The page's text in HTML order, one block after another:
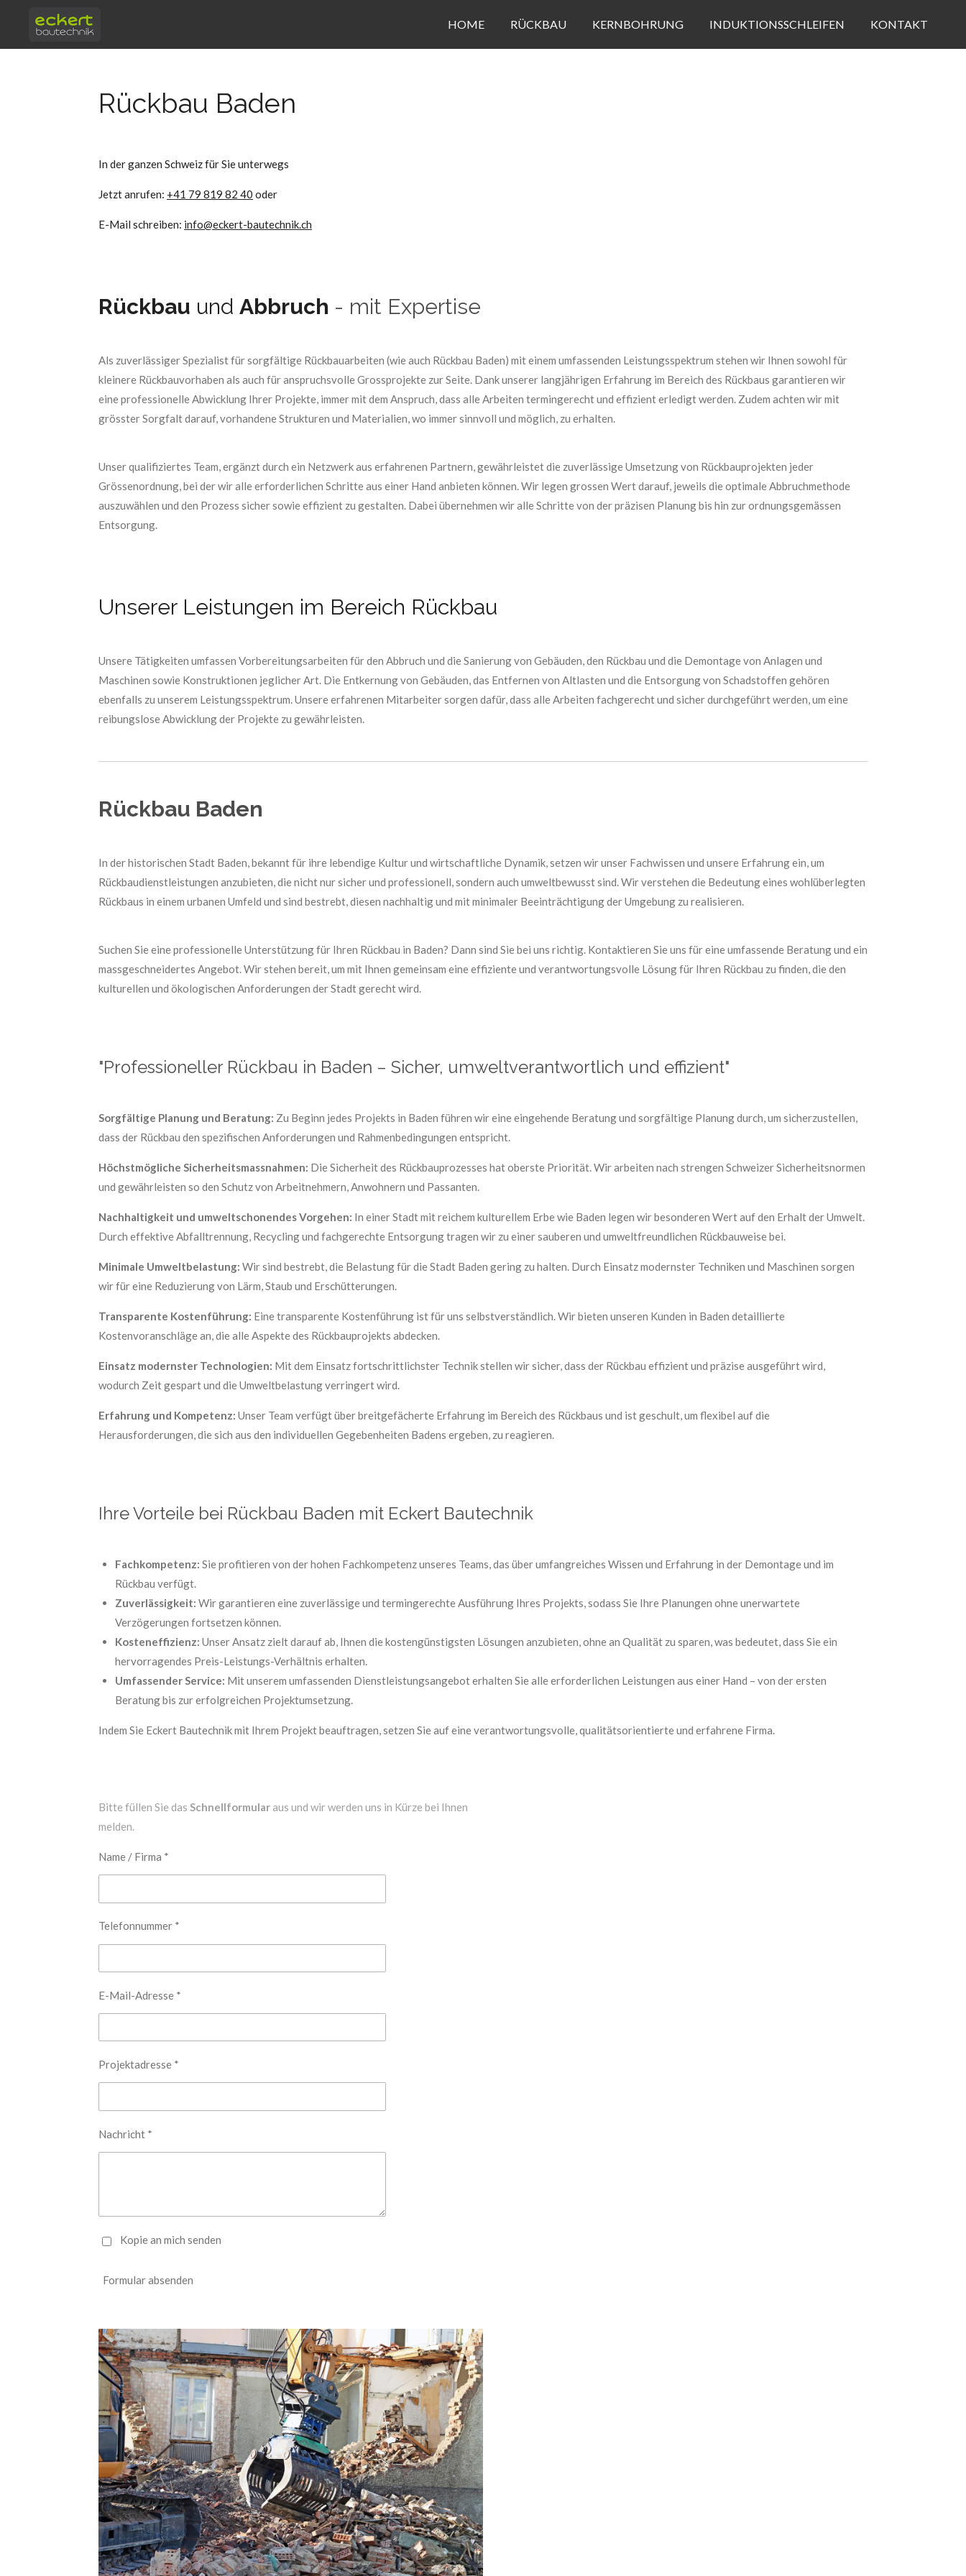
Hauptinhalt
HOME RÜCKBAU KERNBOHRUNG INDUKTIONSSCHLEIFEN KONTAKT
Rückbau Baden
In der ganzen Schweiz für Sie unterwegs
Jetzt anrufen: +41 79 819 82 40 oder
E-Mail schreiben: info@eckert-bautechnik.ch
Rückbau und Abbruch - mit Expertise
Als zuverlässiger Spezialist für sorgfältige Rückbauarbeiten (wie auch Rückbau Baden) mit einem umfassenden Leistungsspektrum stehen wir Ihnen sowohl für
kleinere Rückbauvorhaben als auch für anspruchsvolle Grossprojekte zur Seite. Dank unserer langjährigen Erfahrung im Bereich des Rückbaus garantieren wir
eine professionelle Abwicklung Ihrer Projekte, immer mit dem Anspruch, dass alle Arbeiten termingerecht und effizient erledigt werden. Zudem achten wir mit
grösster Sorgfalt darauf, vorhandene Strukturen und Materialien, wo immer sinnvoll und möglich, zu erhalten.
Unser qualifiziertes Team, ergänzt durch ein Netzwerk aus erfahrenen Partnern, gewährleistet die zuverlässige Umsetzung von Rückbauprojekten jeder
Grössenordnung, bei der wir alle erforderlichen Schritte aus einer Hand anbieten können. Wir legen grossen Wert darauf, jeweils die optimale Abbruchmethode
auszuwählen und den Prozess sicher sowie effizient zu gestalten. Dabei übernehmen wir alle Schritte von der präzisen Planung bis hin zur ordnungsgemässen
Entsorgung.
Unserer Leistungen im Bereich Rückbau
Unsere Tätigkeiten umfassen Vorbereitungsarbeiten für den Abbruch und die Sanierung von Gebäuden, den Rückbau und die Demontage von Anlagen und
Maschinen sowie Konstruktionen jeglicher Art. Die Entkernung von Gebäuden, das Entfernen von Altlasten und die Entsorgung von Schadstoffen gehören
ebenfalls zu unserem Leistungsspektrum. Unsere erfahrenen Mitarbeiter sorgen dafür, dass alle Arbeiten fachgerecht und sicher durchgeführt werden, um eine
reibungslose Abwicklung der Projekte zu gewährleisten.
Rückbau Baden
In der historischen Stadt Baden, bekannt für ihre lebendige Kultur und wirtschaftliche Dynamik, setzen wir unser Fachwissen und unsere Erfahrung ein, um
Rückbaudienstleistungen anzubieten, die nicht nur sicher und professionell, sondern auch umweltbewusst sind. Wir verstehen die Bedeutung eines wohlüberlegten
Rückbaus in einem urbanen Umfeld und sind bestrebt, diesen nachhaltig und mit minimaler Beeinträchtigung der Umgebung zu realisieren.
Suchen Sie eine professionelle Unterstützung für Ihren Rückbau in Baden? Dann sind Sie bei uns richtig. Kontaktieren Sie uns für eine umfassende Beratung und ein
massgeschneidertes Angebot. Wir stehen bereit, um mit Ihnen gemeinsam eine effiziente und verantwortungsvolle Lösung für Ihren Rückbau zu finden, die den
kulturellen und ökologischen Anforderungen der Stadt gerecht wird.
"Professioneller Rückbau in Baden – Sicher, umweltverantwortlich und effizient"
Sorgfältige Planung und Beratung: Zu Beginn jedes Projekts in Baden führen wir eine eingehende Beratung und sorgfältige Planung durch, um sicherzustellen,
dass der Rückbau den spezifischen Anforderungen und Rahmenbedingungen entspricht.
Höchstmögliche Sicherheitsmassnahmen: Die Sicherheit des Rückbauprozesses hat oberste Priorität. Wir arbeiten nach strengen Schweizer Sicherheitsnormen
und gewährleisten so den Schutz von Arbeitnehmern, Anwohnern und Passanten.
Nachhaltigkeit und umweltschonendes Vorgehen: In einer Stadt mit reichem kulturellem Erbe wie Baden legen wir besonderen Wert auf den Erhalt der Umwelt.
Durch effektive Abfalltrennung, Recycling und fachgerechte Entsorgung tragen wir zu einer sauberen und umweltfreundlichen Rückbauweise bei.
Minimale Umweltbelastung: Wir sind bestrebt, die Belastung für die Stadt Baden gering zu halten. Durch Einsatz modernster Techniken und Maschinen sorgen
wir für eine Reduzierung von Lärm, Staub und Erschütterungen.
Transparente Kostenführung: Eine transparente Kostenführung ist für uns selbstverständlich. Wir bieten unseren Kunden in Baden detaillierte
Kostenvoranschläge an, die alle Aspekte des Rückbauprojekts abdecken.
Einsatz modernster Technologien: Mit dem Einsatz fortschrittlichster Technik stellen wir sicher, dass der Rückbau effizient und präzise ausgeführt wird,
wodurch Zeit gespart und die Umweltbelastung verringert wird.
Erfahrung und Kompetenz: Unser Team verfügt über breitgefächerte Erfahrung im Bereich des Rückbaus und ist geschult, um flexibel auf die
Herausforderungen, die sich aus den individuellen Gegebenheiten Badens ergeben, zu reagieren.
Ihre Vorteile bei Rückbau Baden mit Eckert Bautechnik
Fachkompetenz: Sie profitieren von der hohen Fachkompetenz unseres Teams, das über umfangreiches Wissen und Erfahrung in der Demontage und im
Rückbau verfügt.
Zuverlässigkeit: Wir garantieren eine zuverlässige und termingerechte Ausführung Ihres Projekts, sodass Sie Ihre Planungen ohne unerwartete
Verzögerungen fortsetzen können.
Kosteneffizienz: Unser Ansatz zielt darauf ab, Ihnen die kostengünstigsten Lösungen anzubieten, ohne an Qualität zu sparen, was bedeutet, dass Sie ein
hervorragendes Preis-Leistungs-Verhältnis erhalten.
Umfassender Service: Mit unserem umfassenden Dienstleistungsangebot erhalten Sie alle erforderlichen Leistungen aus einer Hand – von der ersten
Beratung bis zur erfolgreichen Projektumsetzung.
Indem Sie Eckert Bautechnik mit Ihrem Projekt beauftragen, setzen Sie auf eine verantwortungsvolle, qualitätsorientierte und erfahrene Firma.
Bitte füllen Sie das Schnellformular aus und wir werden uns in Kürze bei Ihnen
melden.
Name / Firma *
Telefonnummer *
E-Mail-Adresse *
Projektadresse *
Nachricht *
Kopie an mich senden
Formular absenden